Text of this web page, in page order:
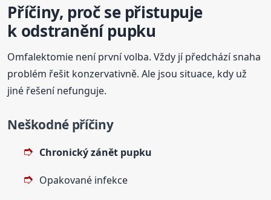
Příčiny, proč se přistupuje
k odstranění pupku
Omfalektomie není první volba. Vždy jí předchází snaha
problém řešit konzervativně. Ale jsou situace, kdy už
jiné řešení nefunguje.
Neškodné příčiny
Chronický zánět pupku
Opakované infekce